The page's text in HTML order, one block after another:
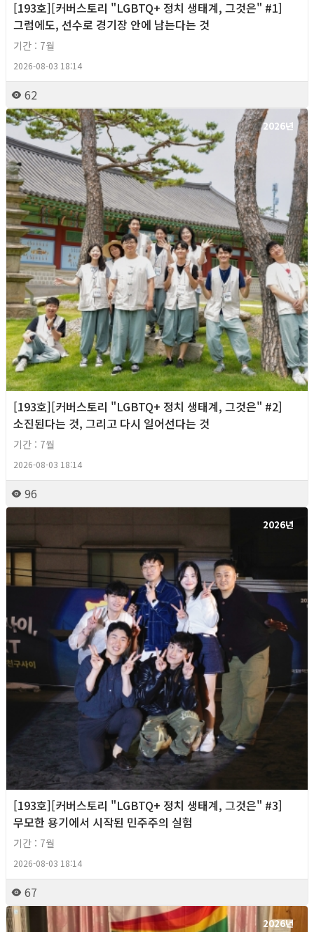
[193호][커버스토리 "LGBTQ+ 정치 생태계, 그것은" #1]
그럼에도, 선수로 경기장 안에 남는다는 것
기간 : 7월
2026-08-03 18:14
62
2026년
[193호][커버스토리 "LGBTQ+ 정치 생태계, 그것은" #2]
소진된다는 것, 그리고 다시 일어선다는 것
기간 : 7월
2026-08-03 18:14
96
2026년
[193호][커버스토리 "LGBTQ+ 정치 생태계, 그것은" #3]
무모한 용기에서 시작된 민주주의 실험
기간 : 7월
2026-08-03 18:14
67
2026년